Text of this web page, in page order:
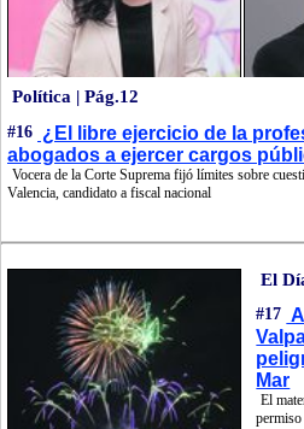
Política | Pág.12
#16 ¿El libre ejercicio de la
abogados a ejercer cargos
Vocera de la Corte Suprema fijó límites sobre
Valencia, candidato a fiscal nacional
El
#17
Mar
El